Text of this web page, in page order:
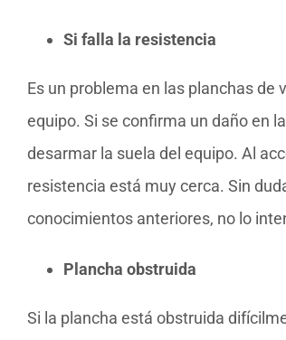
Si falla la resistencia
Es un problema en las planchas
equipo. Si se confirma un daño en
desarmar la suela del equipo. Al
resistencia está muy cerca. Sin
conocimientos anteriores, no lo
Plancha obstruida
Si la plancha está obstruida